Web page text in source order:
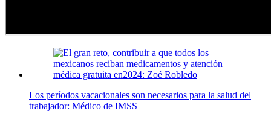
Los períodos vacacionales son necesarios para la salud del
trabajador: Médico de IMSS